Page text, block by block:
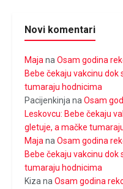
Novi komentari
Maja na Osam godina
Bebe čekaju vakcinu dok
tumaraju hodnicima
Pacijenkinja na Osam
Leskovcu: Bebe čekaju
gletuje, a mačke
Maja na Osam godina
Bebe čekaju vakcinu dok
tumaraju hodnicima
Kiza na Osam godina